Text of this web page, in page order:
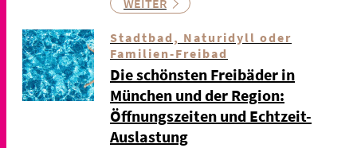
WEITER
Stadtbad, Naturidyll oder
Familien-Freibad
Die schönsten Freibäder in
München und der Region:
Öffnungszeiten und Echtzeit-
Auslastung